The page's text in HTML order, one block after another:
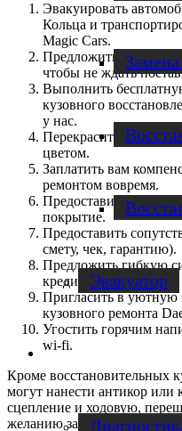
Замена
Эвакуатор
Диагностика
Эвакуировать
Кольца и
Magic Cars.
Предложить
чтобы не ждать
Выполнить
кузовного
у нас.
Перекрасить
цветом.
Заплатить вам
ремонтом вовремя.
Предоставить
покрытие.
Предоставить
смету, чек, гарантию).
Предложить гибкую
кредит.
Пригласить в уютную
кузовного ремонта
Угостить горячим
wi-fi.
Кроме восстановительных
могут нанести антикор или
сцепление и ходовую,
желанию заказчика.